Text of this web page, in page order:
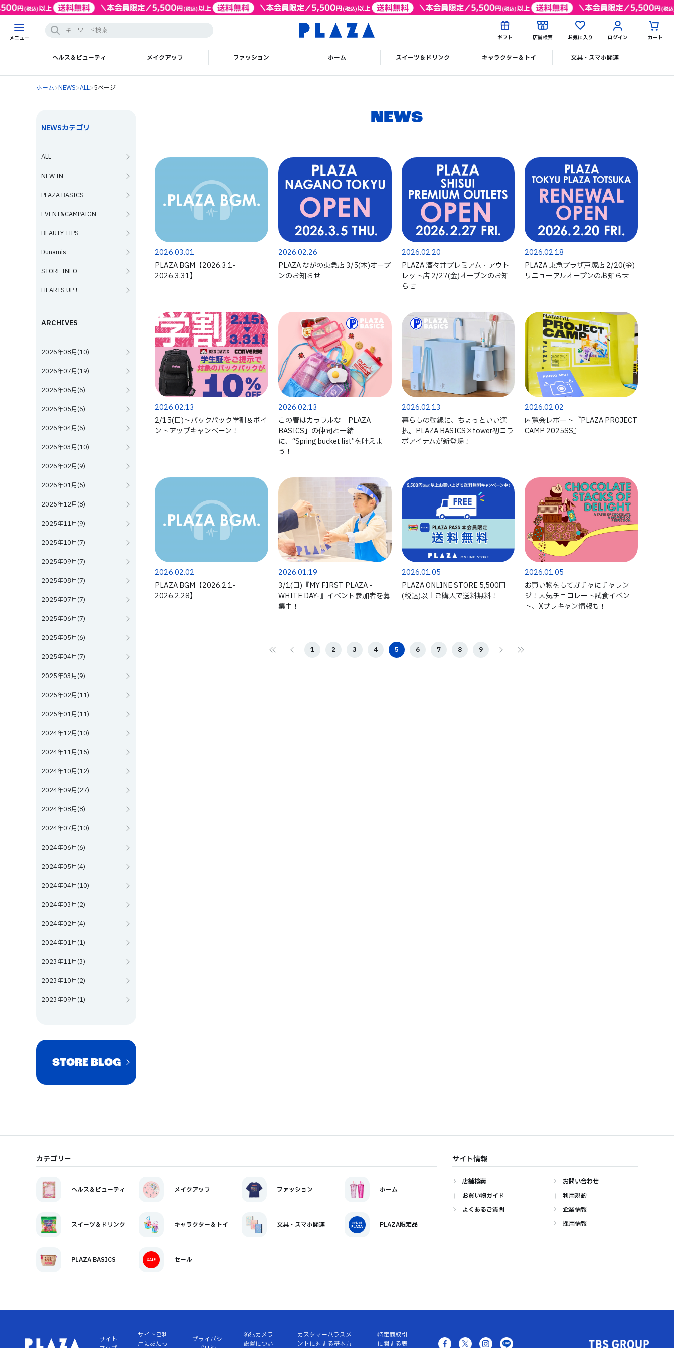
メニュー ギフト 店舗検索 お気に入り ログイン カート
ヘルス＆ビューティ メイクアップ ファッション ホーム スイーツ＆ドリンク キャラクター＆トイ 文具・スマホ関連
ホーム>NEWS>ALL>5ページ
NEWSカテゴリ
ALL
NEW IN
PLAZA BASICS
EVENT&CAMPAIGN
BEAUTY TIPS
Dunamis
STORE INFO
HEARTS UP！
ARCHIVES
2026年08月(10)
2026年07月(19)
2026年06月(6)
2026年05月(6)
2026年04月(6)
2026年03月(10)
2026年02月(9)
2026年01月(5)
2025年12月(8)
2025年11月(9)
2025年10月(7)
2025年09月(7)
2025年08月(7)
2025年07月(7)
2025年06月(7)
2025年05月(6)
2025年04月(7)
2025年03月(9)
2025年02月(11)
2025年01月(11)
2024年12月(10)
2024年11月(15)
2024年10月(12)
2024年09月(27)
2024年08月(8)
2024年07月(10)
2024年06月(6)
2024年05月(4)
2024年04月(10)
2024年03月(2)
2024年02月(4)
2024年01月(1)
2023年11月(3)
2023年10月(2)
2023年09月(1)
STORE BLOG
NEWS
2026.03.01
PLAZA BGM【2026.3.1-
2026.3.31】
2026.02.26
PLAZA ながの東急店 3/5(木)オープ
ンのお知らせ
2026.02.20
PLAZA 酒々井プレミアム・アウト
レット店 2/27(金)オープンのお知
らせ
2026.02.18
PLAZA 東急プラザ戸塚店 2/20(金)
リニューアルオープンのお知らせ
2026.02.13
2/15(日)～バックパック学割＆ポイ
ントアップキャンペーン！
2026.02.13
この春はカラフルな「PLAZA
BASICS」の仲間と一緒
に、“Spring bucket list”を叶えよ
う！
2026.02.13
暮らしの動線に、ちょっといい選
択。PLAZA BASICS×tower初コラ
ボアイテムが新登場！
2026.02.02
内覧会レポート『PLAZA PROJECT
CAMP 2025SS』
2026.02.02
PLAZA BGM【2026.2.1-
2026.2.28】
2026.01.19
3/1(日)『MY FIRST PLAZA -
WHITE DAY-』イベント参加者を募
集中！
2026.01.05
PLAZA ONLINE STORE 5,500円
(税込)以上ご購入で送料無料！
2026.01.05
お買い物をしてガチャにチャレン
ジ！人気チョコレート試食イベン
ト、Xプレキャン情報も！
1 2 3 4 5 6 7 8 9
カテゴリー
ヘルス＆ビューティ メイクアップ ファッション ホーム
スイーツ＆ドリンク キャラクター＆トイ 文具・スマホ関連 PLAZA限定品
PLAZA BASICS セール
サイト情報
店舗検索
お買い物ガイド
よくあるご質問
お問い合わせ
利用規約
企業情報
採用情報
サイト
サイトご利
用にあたっ
プライバシ
防犯カメラ
設置につい
カスタマーハラスメ
ントに対する基本方
特定商取引
に関する表